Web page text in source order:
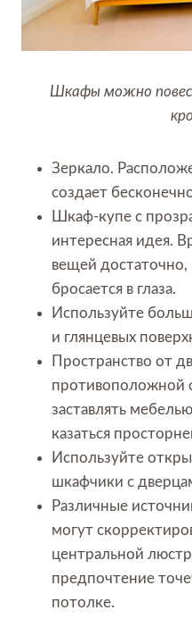
Шкафы можно
Зеркало.
создает
Шкаф-купе с
интересная идея.
вещей
бросается в глаза.
Используйте
и глянцевых
Пространство от
противоположной
заставлять
казаться
Используйте
шкафчики с
Различные
могут
центральной
предпочтение
потолке.